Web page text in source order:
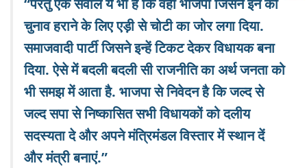
“परंतु एक सवाल ये भी है कि वही भाजपा जिसने इन को
चुनाव हराने के लिए एड़ी से चोटी का जोर लगा दिया.
समाजवादी पार्टी जिसने इन्हें टिकट देकर विधायक बना
दिया. ऐसे में बदली बदली सी राजनीति का अर्थ जनता को
भी समझ में आता है. भाजपा से निवेदन है कि जल्द से
जल्द सपा से निष्कासित सभी विधायकों को दलीय
सदस्यता दे और अपने मंत्रिमंडल विस्तार में स्थान दें
और मंत्री बनाएं.”